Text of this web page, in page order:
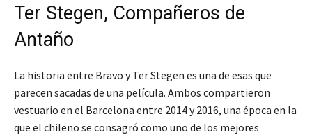
Ter Stegen, Compañeros de
Antaño
La historia entre Bravo y Ter Stegen es una de esas que
parecen sacadas de una película. Ambos compartieron
vestuario en el Barcelona entre 2014 y 2016, una época en la
que el chileno se consagró como uno de los mejores